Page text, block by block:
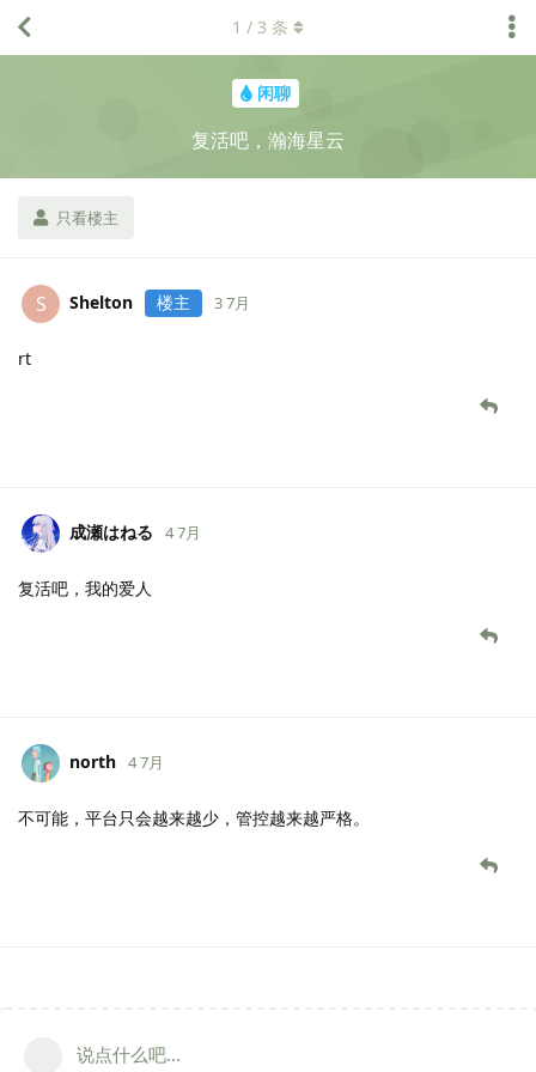
闲聊
复活吧，瀚海星云
只看楼主
1 / 3 条
S Shelton 楼主 3 7月
rt
成瀬はねる 4 7月
复活吧，我的爱人
north 4 7月
不可能，平台只会越来越少，管控越来越严格。
说点什么吧...